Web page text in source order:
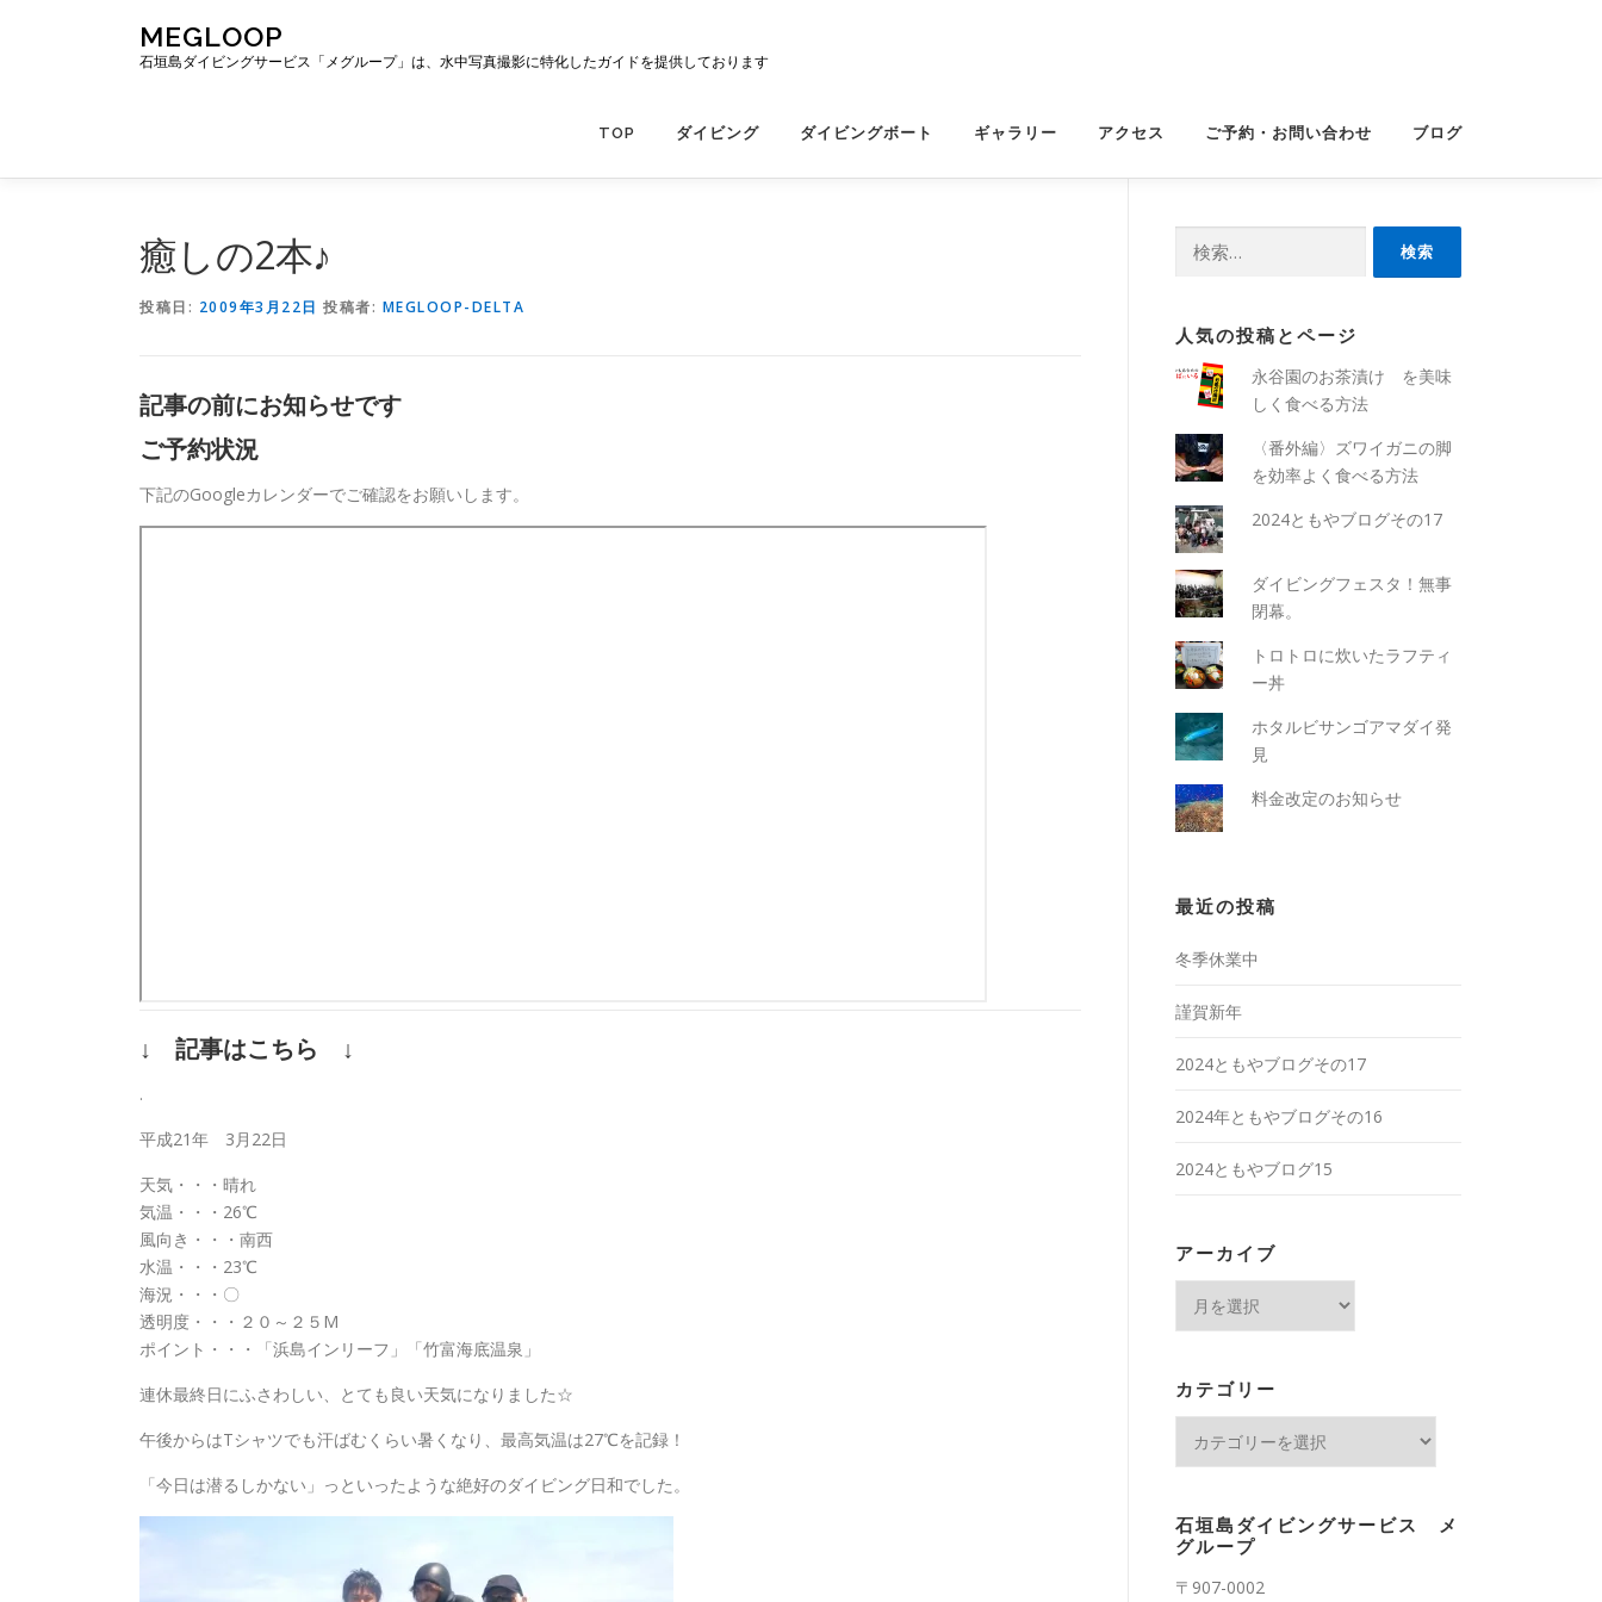
ス
MEGLOOP
石垣島ダイビングサービス「メグループ」は、水中写真撮影に特化したガイドを提供しております
TOP ダイビング ダイビングボート ギャラリー アクセス ご予約・お問い合わせ ブログ
癒しの2本♪
投稿日: 2009年3月22日 投稿者: MEGLOOP-DELTA
記事の前にお知らせです
ご予約状況
下記のGoogleカレンダーでご確認をお願いします。
↓ 記事はこちら ↓
.
平成21年 3月22日
天気・・・晴れ
気温・・・26℃
風向き・・・南西
水温・・・23℃
海況・・・〇
透明度・・・２０～２５M
ポイント・・・「浜島インリーフ」「竹富海底温泉」
連休最終日にふさわしい、とても良い天気になりました☆
午後からはTシャツでも汗ばむくらい暑くなり、最高気温は27℃を記録！
「今日は潜るしかない」っといったような絶好のダイビング日和でした。
人気の投稿とページ
永谷園のお茶漬け を美味
しく食べる方法
〈番外編〉ズワイガニの脚
を効率よく食べる方法
2024ともやブログその17
ダイビングフェスタ！無事
閉幕。
トロトロに炊いたラフティ
ー丼
ホタルビサンゴアマダイ発
見
料金改定のお知らせ
最近の投稿
冬季休業中
謹賀新年
2024ともやブログその17
2024年ともやブログその16
2024ともやブログ15
アーカイブ
ブ
カテゴリー
ー
石垣島ダイビングサービス メ
グループ
〒907-0002